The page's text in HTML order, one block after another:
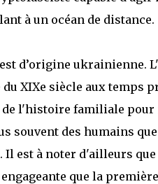
à un océan de distance.
d’origine ukrainienne.
du XIXe siècle aux temps
l'histoire familiale
souvent des humains
Il est à noter d'ailleurs
que la